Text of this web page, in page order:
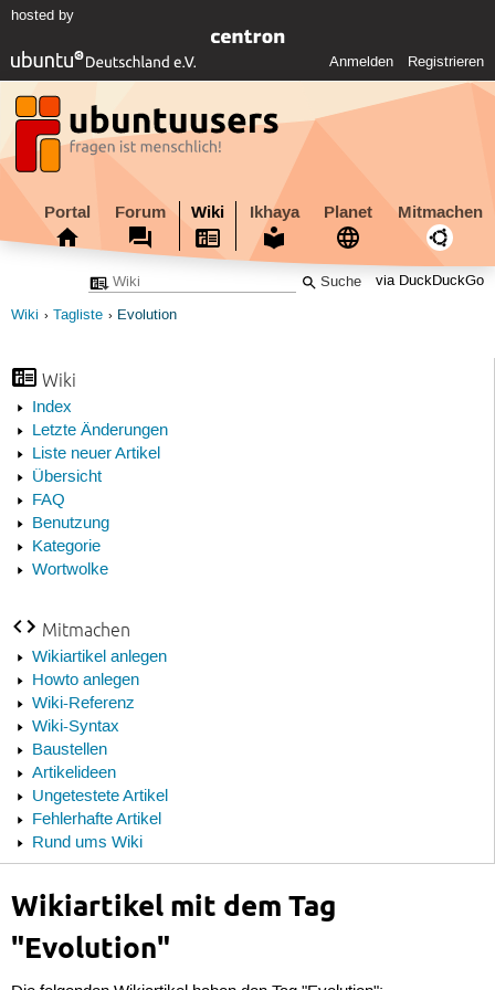
hosted by
Anmelden Registrieren
Portal Forum Wiki Ikhaya Planet Mitmachen
via DuckDuckGo
Wiki Tagliste Evolution
Wiki
Index
Letzte Änderungen
Liste neuer Artikel
Übersicht
FAQ
Benutzung
Kategorie
Wortwolke
Mitmachen
Wikiartikel anlegen
Howto anlegen
Wiki-Referenz
Wiki-Syntax
Baustellen
Artikelideen
Ungetestete Artikel
Fehlerhafte Artikel
Rund ums Wiki
Wikiartikel mit dem Tag
"Evolution"